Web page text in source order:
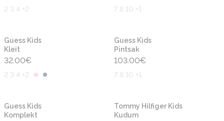
2 3 4 +2 7 8 10 +1
Guess Kids
Kleit
32.00€
2 3 4 +2
Guess Kids
Pintsak
103.00€
7 8 10 +1
Guess Kids
Komplekt
Tommy Hilfiger Kids
Kudum